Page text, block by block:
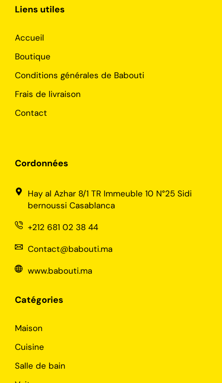
Liens utiles
Accueil
Boutique
Conditions générales de Babouti
Frais de livraison
Contact
Cordonnées
Hay al Azhar 8/1 TR Immeuble 10 N°25 Sidi
bernoussi Casablanca
+212 681 02 38 44
Contact@babouti.ma
www.babouti.ma
Catégories
Maison
Cuisine
Salle de bain